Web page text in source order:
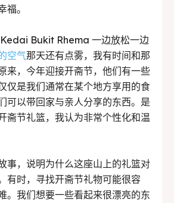
中文 Indonesia
福。
Bukit Rhema 一边放松一边
空气那天还有点雾，我有时间和那
来，今年迎接开斋节，他们有一些
仅是我们通常在某个地方享用的食
可以带回家与亲人分享的东西。是
斋节礼篮，我认为非常个性化和温
事，说明为什么这座山上的礼篮对
有时，寻找开斋节礼物可能很容
。我们想要一些看起来很漂亮的东